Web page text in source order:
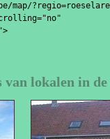
lokalen in de